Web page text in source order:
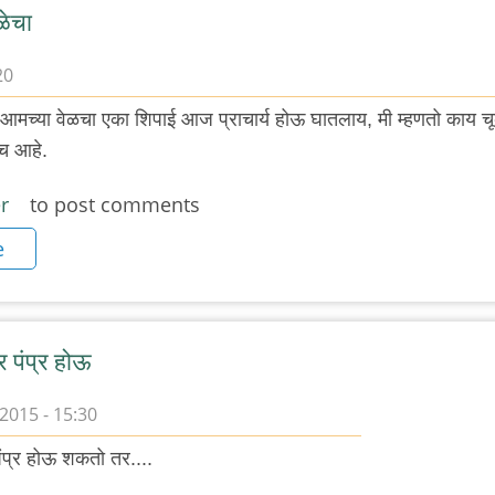
वेळचा एका शिपाई आज प्राचार्य होऊ घातलाय, मी म्हणतो काय
आहे.
to post comments
पंप्र होऊ
- 15:30
होऊ शकतो तर....